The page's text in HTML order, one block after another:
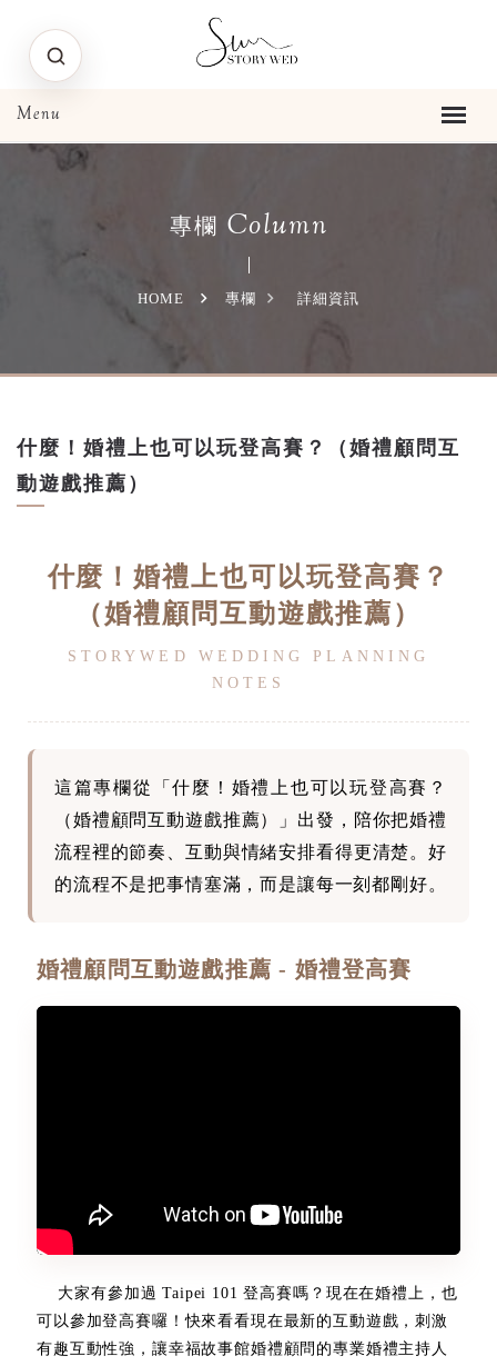
專欄 Column
HOME 專欄 詳細資訊
什麼！婚禮上也可以玩登高賽？（婚禮顧問互
動遊戲推薦）
什麼！婚禮上也可以玩登高賽？
（婚禮顧問互動遊戲推薦）
STORYWED WEDDING PLANNING
NOTES
這篇專欄從「什麼！婚禮上也可以玩登高賽？
（婚禮顧問互動遊戲推薦）」出發，陪你把婚禮
流程裡的節奏、互動與情緒安排看得更清楚。好
的流程不是把事情塞滿，而是讓每一刻都剛好。
婚禮顧問互動遊戲推薦 - 婚禮登高賽
大家有參加過 Taipei 101 登高賽嗎？現在在婚禮上，也
可以參加登高賽囉！快來看看現在最新的互動遊戲，刺激
有趣互動性強，讓幸福故事館婚禮顧問的專業婚禮主持人